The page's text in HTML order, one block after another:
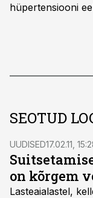
hüpertensiooni
SEOTUD
UUDISED17.02.11,
on kõrgem
Lasteaialastel, kelle